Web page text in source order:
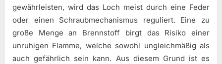
gewährleisten, wird das Loch meist durch eine Feder
oder einen Schraubmechanismus reguliert. Eine zu
große Menge an Brennstoff birgt das Risiko einer
unruhigen Flamme, welche sowohl ungleichmäßig als
auch gefährlich sein kann. Aus diesem Grund ist es